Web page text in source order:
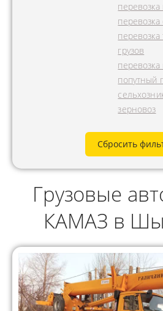
перевозка
перевозка
грузов
попутный
зерновоз
Сбросить
Грузовые
КАМАЗ в